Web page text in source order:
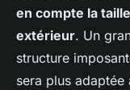
en compte la
extérieur. Un
structure
sera plus